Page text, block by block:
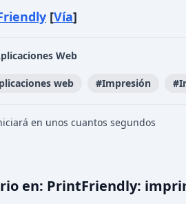
[Vía]
Web
web #Impresión #
en unos cuantos segundos
en: PrintFriendly: